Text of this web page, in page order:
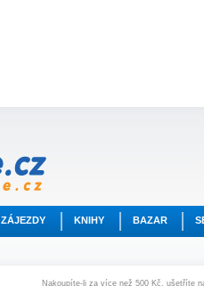
ZÁJEZDY KNIHY BAZAR
Nakoupíte-li za více než 500 Kč, ušetříte